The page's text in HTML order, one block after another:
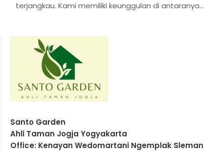
terjangkau. Kami memiliki keunggulan di antaranya…
Santo Garden
Ahli Taman Jogja Yogyakarta
Office: Kenayan Wedomartani Ngemplak Sleman